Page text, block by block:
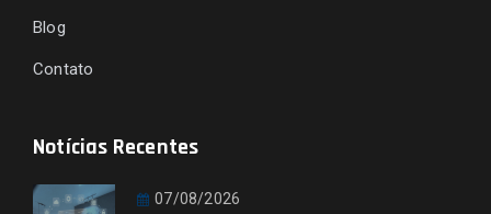
Blog
Contato
Notícias Recentes
07/08/2026